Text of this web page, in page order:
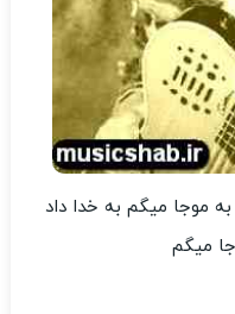
موجا میگم به خدا داد
میگم